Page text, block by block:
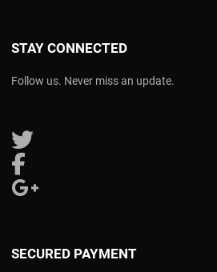
STAY CONNECTED
Follow us. Never miss an update.
Follow us on Twitter
SECURED PAYMENT